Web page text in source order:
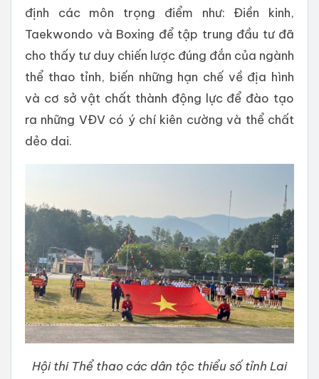
định các môn trọng điểm như: Điền kinh,
Taekwondo và Boxing để tập trung đầu tư đã
cho thấy tư duy chiến lược đúng đắn của ngành
thể thao tỉnh, biến những hạn chế về địa hình
và cơ sở vật chất thành động lực để đào tạo
ra những VĐV có ý chí kiên cường và thể chất
dẻo dai.
Hội thi Thể thao các dân tộc thiểu số tỉnh Lai